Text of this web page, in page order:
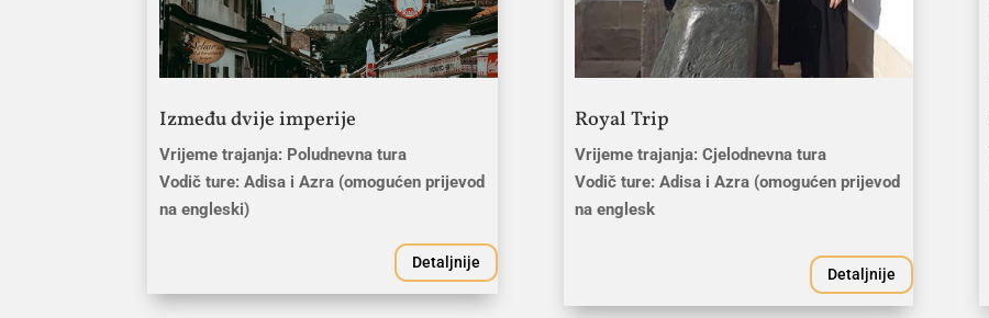
Između dvije imperije
Vrijeme trajanja: Poludnevna tura
Vodič ture: Adisa i Azra (omogućen prijevod
na engleski)
Detaljnije
Royal Trip
Vrijeme trajanja: Cjelodnevna tura
Vodič ture: Adisa i Azra (omogućen prijevod
na englesk
Detaljnije